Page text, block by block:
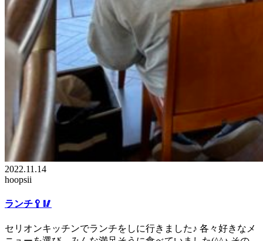
2022.11.14
hoopsii
ランチ🥄🥢
セリオンキッチンでランチをしに行きました♪ 各々好きなメ